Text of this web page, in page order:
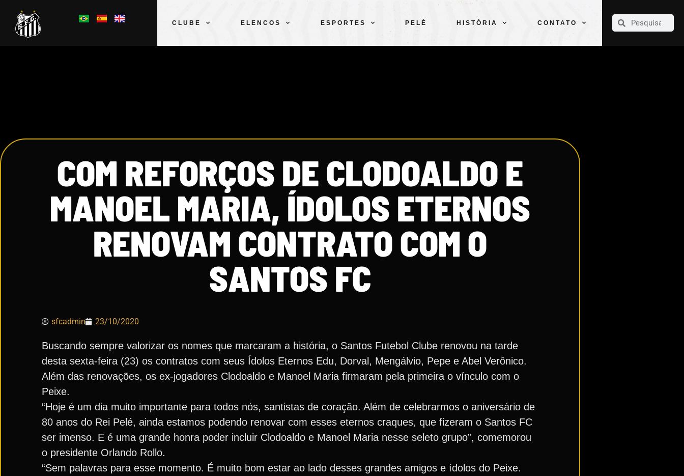
CLUBE ELENCOS ESPORTES PELÉ HISTÓRIA CONTATO
CLUBE
COM REFORÇOS DE CLODOALDO E
MANOEL MARIA, ÍDOLOS ETERNOS
RENOVAM CONTRATO COM O
SANTOS FC
sfcadmin 23/10/2020
Buscando sempre valorizar os nomes que marcaram a história, o Santos Futebol Clube renovou na tarde
desta sexta-feira (23) os contratos com seus Ídolos Eternos Edu, Dorval, Mengálvio, Pepe e Abel Verônico.
Além das renovações, os ex-jogadores Clodoaldo e Manoel Maria firmaram pela primeira o vínculo com o
Peixe.
“Hoje é um dia muito importante para todos nós, santistas de coração. Além de celebrarmos o aniversário de
80 anos do Rei Pelé, ainda estamos podendo renovar com esses eternos craques, que fizeram o Santos FC
ser imenso. E é uma grande honra poder incluir Clodoaldo e Manoel Maria nesse seleto grupo”, comemorou
o presidente Orlando Rollo.
“Sem palavras para esse momento. É muito bom estar ao lado desses grandes amigos e ídolos do Peixe.